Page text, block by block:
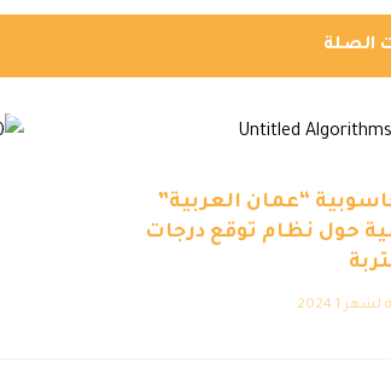
الصلة
“عمان العربية”
حول نظام توقع درجات
1 2024